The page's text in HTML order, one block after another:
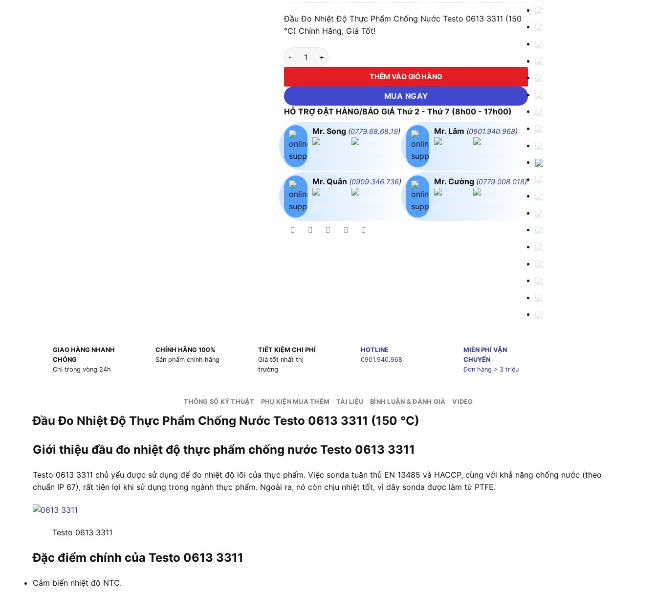
Đầu Đo Nhiệt Độ Thực Phẩm Chống Nước Testo 0613 3311 (150
°C) Chính Hãng, Giá Tốt!
Đầu Đo Nhiệt Độ Thực Phẩm Chống Nước Testo 0613 3311 (150 °C) số lượng
THÊM VÀO GIỎ HÀNG
MUA NGAY
HỖ TRỢ ĐẶT HÀNG/BÁO GIÁ Thứ 2 - Thứ 7 (8h00 - 17h00)
Mr. Song (0779.68.68.19)
Mr. Quân (0909.346.736)
Mr. Lâm (0901.940.968)
Mr. Cường (0779.008.018)
GIAO HÀNG NHANH
CHÓNG
Chỉ trong vòng 24h
CHÍNH HÃNG 100%
Sản phẩm chính hãng
TIẾT KIỆM CHI PHÍ
Giá tốt nhất thị
trường
HOTLINE
0901.940.968
MIỄN PHÍ VẬN
CHUYỂN
Đơn hàng > 3 triệu
THÔNG SỐ KỸ THUẬT PHỤ KIỆN MUA THÊM TÀI LIỆU BÌNH LUẬN & ĐÁNH GIÁ VIDEO
Đầu Đo Nhiệt Độ Thực Phẩm Chống Nước Testo 0613 3311 (150 °C)
Giới thiệu đầu đo nhiệt độ thực phẩm chống nước Testo 0613 3311
Testo 0613 3311 chủ yếu được sử dụng để đo nhiệt độ lõi của thực phẩm. Việc sonda tuân thủ EN 13485 và HACCP, cùng với khả năng chống nước (theo
chuẩn IP 67), rất tiện lợi khi sử dụng trong ngành thực phẩm. Ngoài ra, nó còn chịu nhiệt tốt, vì dây sonda được làm từ PTFE.
Testo 0613 3311
Đặc điểm chính của Testo 0613 3311
Cảm biến nhiệt độ NTC.